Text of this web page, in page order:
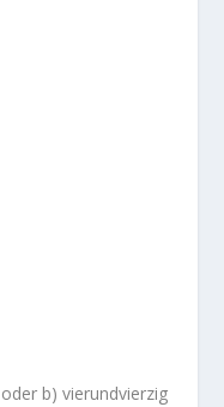
b) vierundvierzig